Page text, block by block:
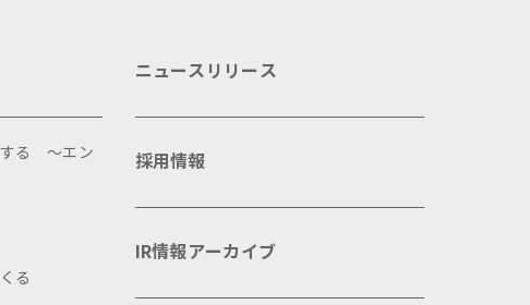
する ～エン
る
ニュースリリース
採用情報
IR情報アーカイブ